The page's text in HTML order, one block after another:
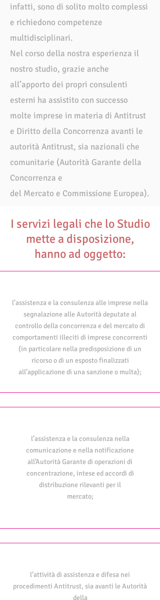
infatti, sono di solito molto complessi
e richiedono competenze
multidisciplinari.
Nel corso della nostra esperienza il
nostro studio, grazie anche
all’apporto dei propri consulenti
esterni ha assistito con successo
molte imprese in materia di Antitrust
e Diritto della Concorrenza avanti le
autorità Antitrust, sia nazionali che
comunitarie (Autorità Garante della
Concorrenza e
del Mercato e Commissione Europea).
I servizi legali che lo Studio
mette a disposizione,
hanno ad oggetto:
l’assistenza e la consulenza alle imprese nella
segnalazione alle Autorità deputate al
controllo della concorrenza e del mercato di
comportamenti illeciti di imprese concorrenti
(in particolare nella predisposizione di un
ricorso o di un esposto finalizzati
all’applicazione di una sanzione o multa);
l’assistenza e la consulenza nella
comunicazione e nella notificazione
all’Autorità Garante di operazioni di
concentrazione, intese ed accordi di
distribuzione rilevanti per il
mercato;
l’attività di assistenza e difesa nei
procedimenti Antitrust, sia avanti le Autorità
della